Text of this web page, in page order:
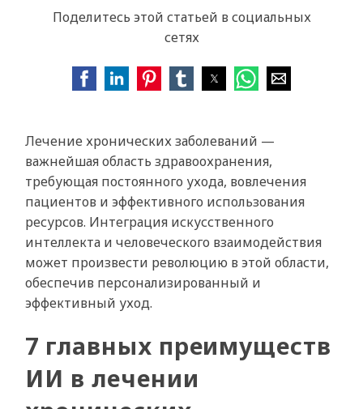
Поделитесь этой статьей в социальных
сетях
Лечение хронических заболеваний —
важнейшая область здравоохранения,
требующая постоянного ухода, вовлечения
пациентов и эффективного использования
ресурсов. Интеграция искусственного
интеллекта и человеческого взаимодействия
может произвести революцию в этой области,
обеспечив персонализированный и
эффективный уход.
7 главных преимуществ
ИИ в лечении